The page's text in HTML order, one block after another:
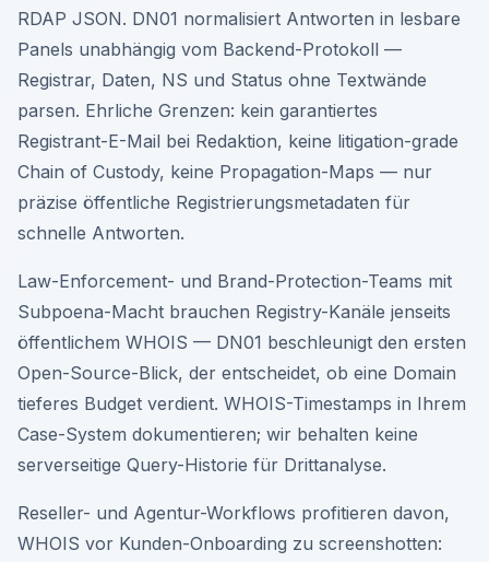
RDAP JSON. DN01 normalisiert Antworten in lesbare
Panels unabhängig vom Backend-Protokoll —
Registrar, Daten, NS und Status ohne Textwände
parsen. Ehrliche Grenzen: kein garantiertes
Registrant-E-Mail bei Redaktion, keine litigation-grade
Chain of Custody, keine Propagation-Maps — nur
präzise öffentliche Registrierungsmetadaten für
schnelle Antworten.
Law-Enforcement- und Brand-Protection-Teams mit
Subpoena-Macht brauchen Registry-Kanäle jenseits
öffentlichem WHOIS — DN01 beschleunigt den ersten
Open-Source-Blick, der entscheidet, ob eine Domain
tieferes Budget verdient. WHOIS-Timestamps in Ihrem
Case-System dokumentieren; wir behalten keine
serverseitige Query-Historie für Drittanalyse.
Reseller- und Agentur-Workflows profitieren davon,
WHOIS vor Kunden-Onboarding zu screenshotten: